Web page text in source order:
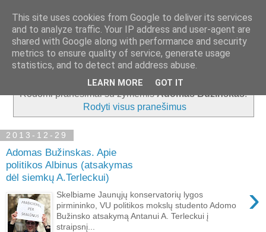
Rodomi pranešimai su žymėmisAdomas Bužinskas.
Rodyti visus pranešimus
2013-12-29
Adomas Bužinskas. Apie
politikos Albinus (atsakymas
dėl siemkų A.Terleckui)
›
Skelbiame Jaunųjų konservatorių lygos
pirmininko, VU politikos mokslų studento Adomo
Bužinsko atsakymą Antanui A. Terleckui į
straipsnį...
This site uses cookies from Google to deliver its services
and to analyze traffic. Your IP address and user-agent are
shared with Google along with performance and security
metrics to ensure quality of service, generate usage
statistics, and to detect and address abuse.
LEARN MORE GOT IT